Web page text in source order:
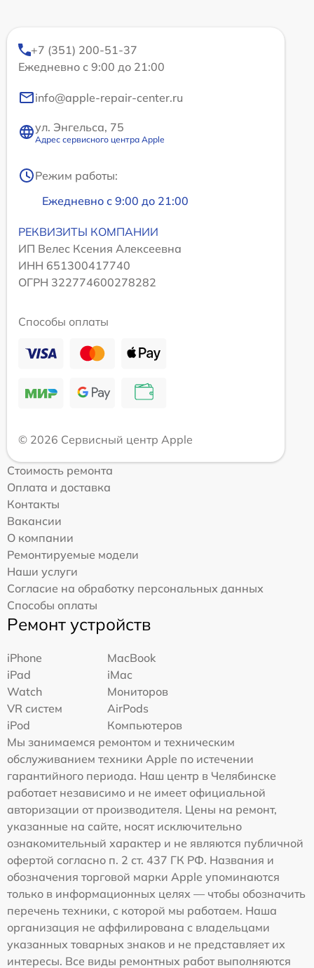
+7 (351) 200-51-37
Ежедневно с 9:00 до 21:00
info@apple-repair-center.ru
ул. Энгельса, 75
Адрес сервисного центра Apple
Режим работы:
Ежедневно с 9:00 до 21:00
РЕКВИЗИТЫ КОМПАНИИ
ИП Велес Ксения Алексеевна
ИНН 651300417740
ОГРН 322774600278282
Способы оплаты
© 2026 Сервисный центр Apple
Стоимость ремонта
Оплата и доставка
Контакты
Вакансии
О компании
Ремонтируемые модели
Наши услуги
Согласие на обработку персональных данных
Способы оплаты
Ремонт устройств
iPhone
MacBook
iPad
iMac
Watch
Мониторов
VR систем
AirPods
iPod
Компьютеров
Мы занимаемся ремонтом и техническим
обслуживанием техники Apple по истечении
гарантийного периода. Наш центр в Челябинске
работает независимо и не имеет официальной
авторизации от производителя. Цены на ремонт,
указанные на сайте, носят исключительно
ознакомительный характер и не являются публичной
офертой согласно п. 2 ст. 437 ГК РФ. Названия и
обозначения торговой марки Apple упоминаются
только в информационных целях — чтобы обозначить
перечень техники, с которой мы работаем. Наша
организация не аффилирована с владельцами
указанных товарных знаков и не представляет их
интересы. Все виды ремонтных работ выполняются